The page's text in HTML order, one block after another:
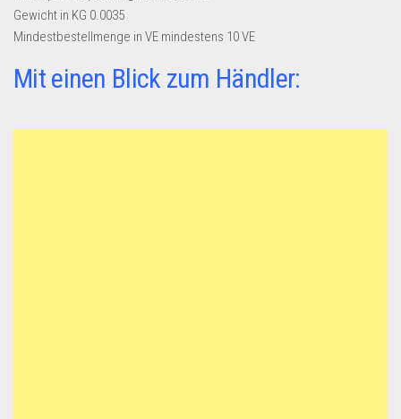
Gewicht in KG 0.0035
Mindestbestellmenge in VE mindestens 10 VE
Mit einen Blick zum Händler: